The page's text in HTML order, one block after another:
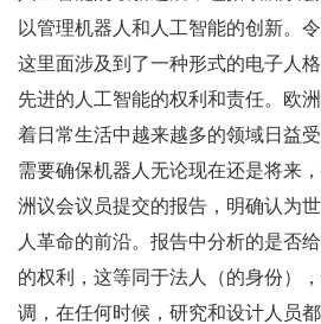
以管理机器人和人工智能的创新。
这里面涉及到了一种形式的电子人
先进的人工智能的权利和责任。欧
着日常生活中越来越多的领域日益
需要确保机器人无论现在还是将来
洲议会议员提交的报告，明确认为
人革命的前沿。报告中分析的是否
的权利，这等同于法人（的身份）
调，在任何时候，研究和设计人员